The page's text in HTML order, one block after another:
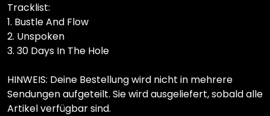
Tracklist:
1. Bustle And Flow
2. Unspoken
3. 30 Days In The Hole
HINWEIS: Deine Bestellung wird nicht in mehrere
Sendungen aufgeteilt. Sie wird ausgeliefert, sobald alle
Artikel verfügbar sind.